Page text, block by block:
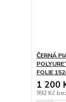
ČERNÁ
FOLIE
1 200
992 Kč